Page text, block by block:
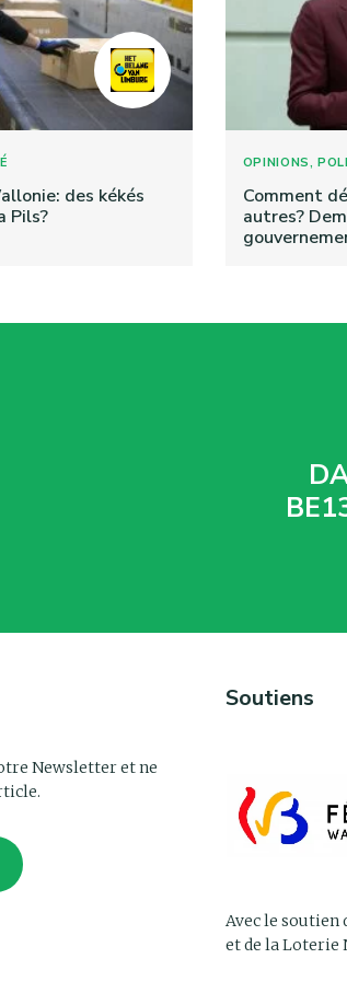
des kékés
Pils?
OPINIONS,
Comment
autres?
Newsletter et ne
Soutiens
Avec le soutien
et de la Loterie